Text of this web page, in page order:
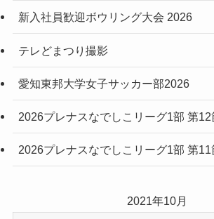
新入社員歓迎ボウリング大会 2026
テレどまつり撮影
愛知東邦大学女子サッカー部2026
2026プレナスなでしこリーグ1部 第12
2026プレナスなでしこリーグ1部 第11
2021年10月